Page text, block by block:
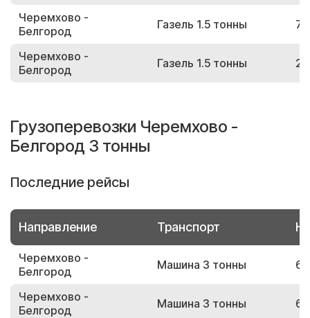
Черемхово -
Белгород
Газель 1.5 тонны
Черемхово -
Белгород
Газель 1.5 тонны
Грузоперевозки Черемхово -
Белгород 3 тонны
Последние рейсы
Направление Транспорт
Черемхово -
Белгород
Машина 3 тонны
Черемхово -
Белгород
Машина 3 тонны